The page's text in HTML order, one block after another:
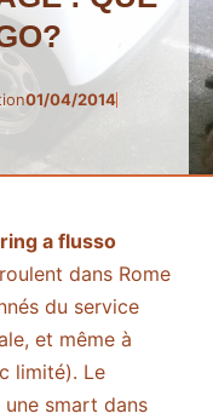
01/04/2014
a flusso
dans Rome
du service
et même à
limité). Le
smart dans